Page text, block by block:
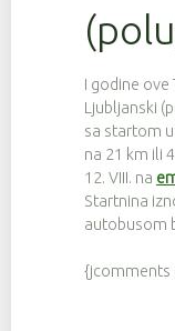
I godine ove
Ljubljanski
sa startom
na 21 km ili
12. VIII. na
Startnina
autobusom
{jcomments